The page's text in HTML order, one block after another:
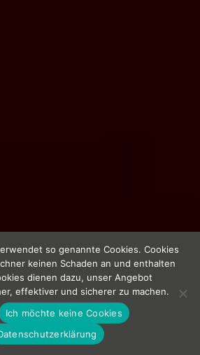
so genannte Cookies. Cookies
keinen Schaden an und enthalten
dienen dazu, unser Angebot
effektiver und sicherer zu machen.
Ich möchte keine Cookies